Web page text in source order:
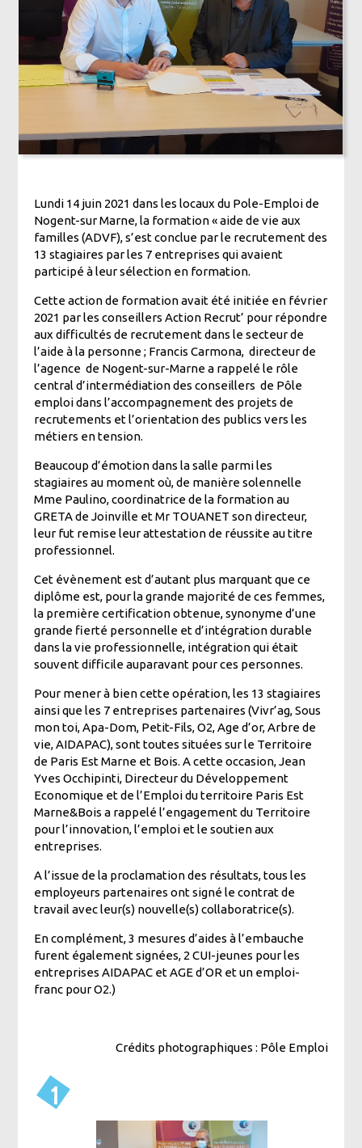
Lundi 14 juin 2021 dans les locaux du Pole-Emploi de
Nogent-sur Marne, la formation « aide de vie aux
familles (ADVF), s’est conclue par le recrutement des
13 stagiaires par les 7 entreprises qui avaient
participé à leur sélection en formation.
Cette action de formation avait été initiée en février
2021 par les conseillers Action Recrut’ pour répondre
aux difficultés de recrutement dans le secteur de
l’aide à la personne ; Francis Carmona, directeur de
l’agence de Nogent-sur-Marne a rappelé le rôle
central d’intermédiation des conseillers de Pôle
emploi dans l’accompagnement des projets de
recrutements et l’orientation des publics vers les
métiers en tension.
Beaucoup d’émotion dans la salle parmi les
stagiaires au moment où, de manière solennelle
Mme Paulino, coordinatrice de la formation au
GRETA de Joinville et Mr TOUANET son directeur,
leur fut remise leur attestation de réussite au titre
professionnel.
Cet évènement est d’autant plus marquant que ce
diplôme est, pour la grande majorité de ces femmes,
la première certification obtenue, synonyme d’une
grande fierté personnelle et d’intégration durable
dans la vie professionnelle, intégration qui était
souvent difficile auparavant pour ces personnes.
Pour mener à bien cette opération, les 13 stagiaires
ainsi que les 7 entreprises partenaires (Vivr’ag, Sous
mon toi, Apa-Dom, Petit-Fils, O2, Age d’or, Arbre de
vie, AIDAPAC), sont toutes situées sur le Territoire
de Paris Est Marne et Bois. A cette occasion, Jean
Yves Occhipinti, Directeur du Développement
Economique et de l’Emploi du territoire Paris Est
Marne&Bois a rappelé l’engagement du Territoire
pour l’innovation, l’emploi et le soutien aux
entreprises.
A l’issue de la proclamation des résultats, tous les
employeurs partenaires ont signé le contrat de
travail avec leur(s) nouvelle(s) collaboratrice(s).
En complément, 3 mesures d’aides à l’embauche
furent également signées, 2 CUI-jeunes pour les
entreprises AIDAPAC et AGE d’OR et un emploi-
franc pour O2.)
Crédits photographiques : Pôle Emploi
1